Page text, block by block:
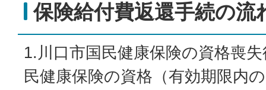
保険給付費返還手続の流
1.川口市国民健康保険の資格喪
民健康保険の資格（有効期限内